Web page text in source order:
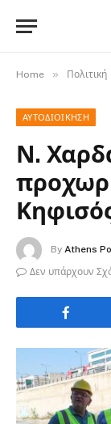
Home » Πολιτική
ΑΥΤΟΔΙΟΊΚΗΣΗ
Ν.
By Athens
Δεν υπάρχουν